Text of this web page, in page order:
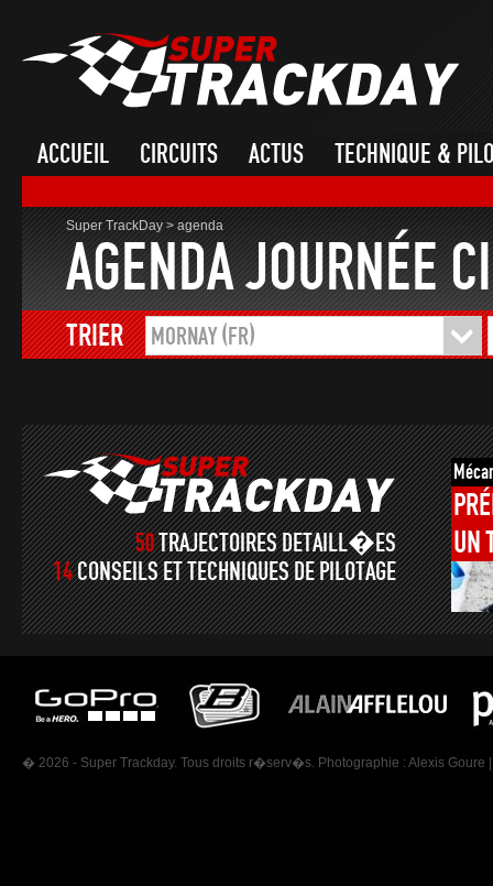
ACCUEIL CIRCUITS ACTUS TECHNIQUE &
Super TrackDay>agenda
AGENDA JOURNÉE
TRIER MORNAY (FR)
50TRAJECTOIRES DETAILL�ES
14CONSEILS ET TECHNIQUES DE PILOTAGE
UN
� 2026 - Super Trackday. Tous droits r�serv�s. Photographie : Alexis Goure